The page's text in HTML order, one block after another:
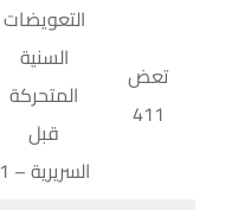
تعض
411
التعويضات
السنية
المتحركة
قبل
السريرية – 1